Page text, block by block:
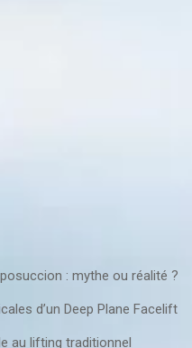
: mythe ou réalité ?
d’un Deep Plane Facelift
au lifting traditionnel